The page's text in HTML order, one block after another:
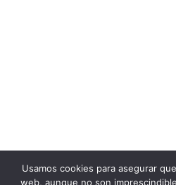
Usamos cookies para asegurar
web, aunque no son